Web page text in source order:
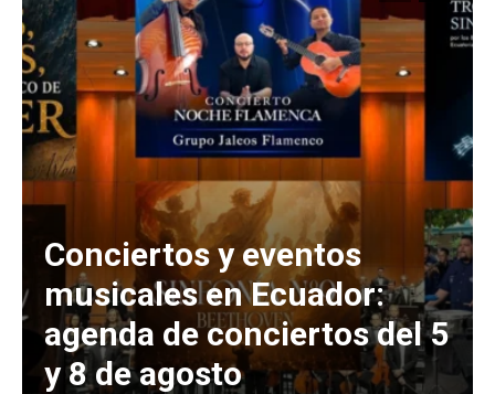
Conciertos y eventos
musicales en Ecuador:
agenda de conciertos del 5
y 8 de agosto